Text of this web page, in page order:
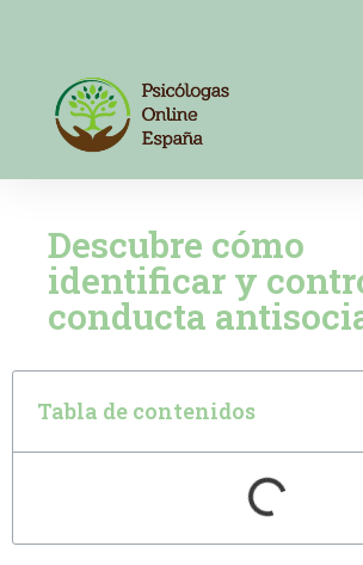
Descubre cómo
identificar y
conducta
Tabla de contenidos